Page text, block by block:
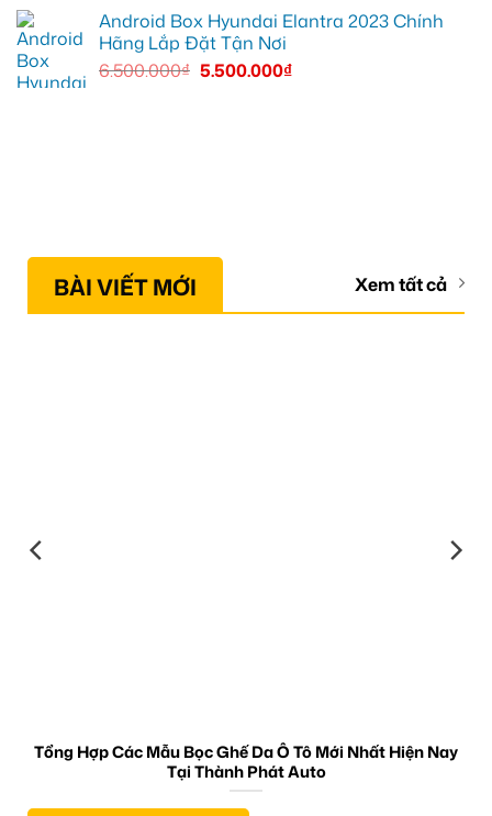
Android Box Hyundai Elantra 2023 Chính
Hãng Lắp Đặt Tận Nơi
6.500.000₫ 5.500.000₫
BÀI VIẾT MỚI Xem tất cả
Tổng Hợp Các Mẫu Bọc Ghế Da Ô Tô Mới Nhất Hiện Nay
Tại Thành Phát Auto